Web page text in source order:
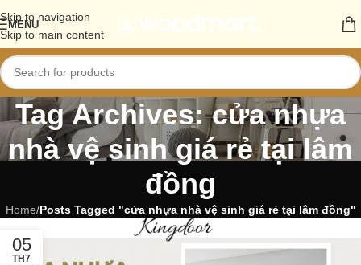
Skip to navigation
Skip to main content
MENU
Tag Archives: cửa nhựa
nhà vệ sinh giá rẻ tại lâm
đồng
Home/Posts Tagged "cửa nhựa nhà vệ sinh giá rẻ tại lâm đồng"
05
TH7